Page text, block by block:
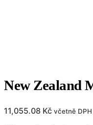
New Zealand
11,055.08 Kč včetně DPH